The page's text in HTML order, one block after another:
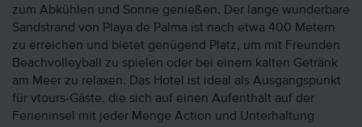
zum Abkühlen und Sonne genießen. Der lange wunderbare
Sandstrand von Playa de Palma ist nach etwa 400 Metern
zu erreichen und bietet genügend Platz, um mit Freunden
Beachvolleyball zu spielen oder bei einem kalten Getränk
am Meer zu relaxen. Das Hotel ist ideal als Ausgangspunkt
für vtours-Gäste, die sich auf einen Aufenthalt auf der
Ferieninsel mit jeder Menge Action und Unterhaltung